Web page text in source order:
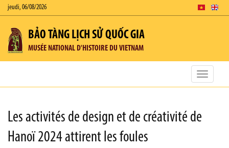
jeudi, 06/08/2026
BẢO TÀNG LỊCH SỬ QUỐC GIA
MUSÉE NATIONAL D'HISTOIRE DU VIETNAM
Toggle
Les activités de design et de créativité de
Hanoï 2024 attirent les foules